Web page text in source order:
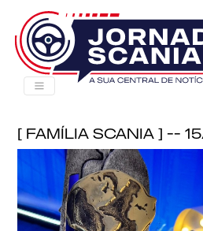
[ Família Scania ] --